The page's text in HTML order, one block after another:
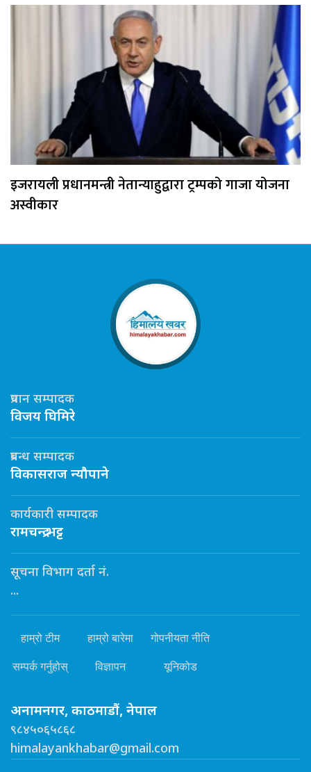
इजरायली प्रधानमन्त्री नेतान्याहुद्वारा ट्रम्पको गाजा योजना
अस्वीकार
प्रधान सम्पादक
विजय घिमिरे
प्रबन्ध सम्पादक
विकासराज न्यौपाने
कार्यकारी सम्पादक
रामचन्द्र भट्ट
सूचना विभाग दर्ता नं.
...
हाम्रो टीम हाम्रो बारेमा गोपनीयता नीति
सम्पर्क गर्नुहोस् विज्ञापन यूनिकोड
अनामनगर, काठमाडौं, नेपाल
९८४५०६५८६८
himalayankhabar@gmail.com